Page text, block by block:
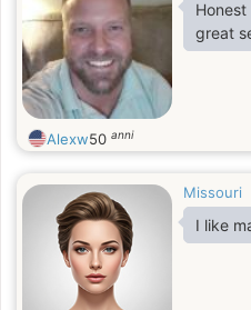
Honest , loyal ,
great
Alexw50 anni
Missouri
I like